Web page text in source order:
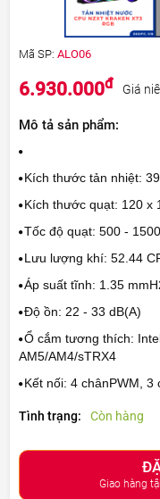
Mã SP:ALO06
6.930.000đ Giá
Mô tả sản phẩm:
Kích thước tản nhiệt:
Kích thước quạt: 120 x
Tốc độ quạt: 500 -
Lưu lượng khí: 52.44
Áp suất tĩnh: 1.35
Độ ồn: 22 - 33 dB(A)
Ổ cắm tương thích:
AM5/AM4/sTRX4
Kết nối: 4 chânPWM, 3
Tình trạng: Còn hàng
Giao hàng